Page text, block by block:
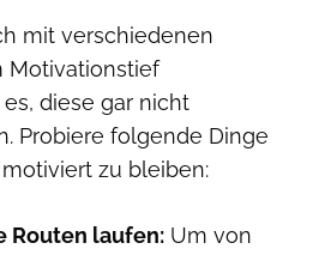
mit verschiedenen
Motivationstief
diese gar nicht
Probiere folgende Dinge
zu bleiben:
Routen laufen: Um von